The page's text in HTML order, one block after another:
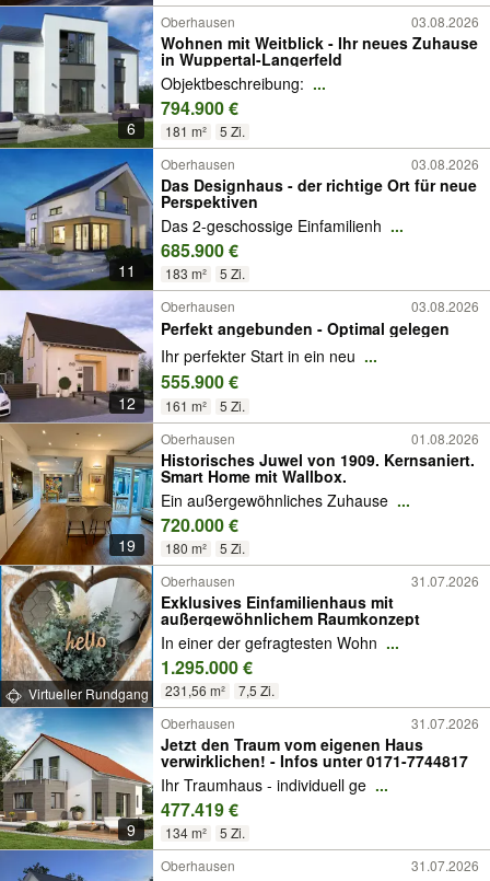
6
Oberhausen 03.08.2026
Wohnen mit Weitblick - Ihr neues Zuhause
in Wuppertal-Langerfeld
Objektbeschreibung: ...
794.900 €
181 m² 5 Zi.
11
Oberhausen 03.08.2026
Das Designhaus - der richtige Ort für neue
Perspektiven
Das 2-geschossige Einfamilienh ...
685.900 €
183 m² 5 Zi.
12
Oberhausen 03.08.2026
Perfekt angebunden - Optimal gelegen
Ihr perfekter Start in ein neu ...
555.900 €
161 m² 5 Zi.
19
Oberhausen 01.08.2026
Historisches Juwel von 1909. Kernsaniert.
Smart Home mit Wallbox.
Ein außergewöhnliches Zuhause ...
720.000 €
180 m² 5 Zi.
Virtueller Rundgang
Oberhausen 31.07.2026
Exklusives Einfamilienhaus mit
außergewöhnlichem Raumkonzept
In einer der gefragtesten Wohn ...
1.295.000 €
231,56 m² 7,5 Zi.
9
Oberhausen 31.07.2026
Jetzt den Traum vom eigenen Haus
verwirklichen! - Infos unter 0171-7744817
Ihr Traumhaus - individuell ge ...
477.419 €
134 m²
5 Zi.
Oberhausen
31.07.2026